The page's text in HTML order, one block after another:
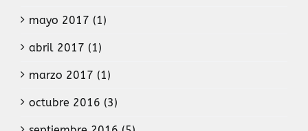
mayo 2017 (1)
abril 2017 (1)
marzo 2017 (1)
octubre 2016 (3)